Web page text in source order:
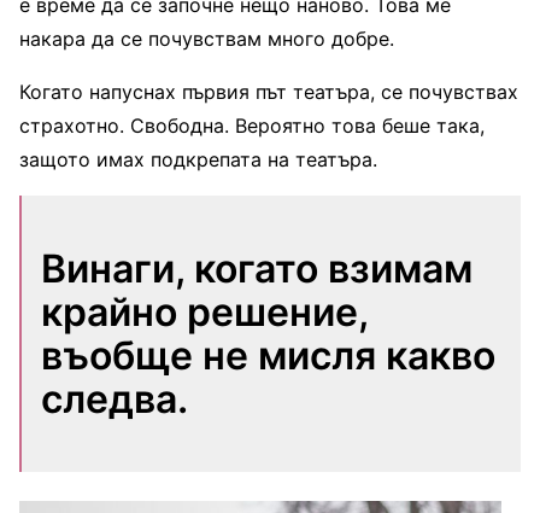
е време да се започне нещо наново. Това ме
накара да се почувствам много добре.
Когато напуснах първия път театъра, се почувствах
страхотно. Свободна. Вероятно това беше така,
защото имах подкрепата на театъра.
Винаги, когато взимам
крайно решение,
въобще не мисля какво
следва.